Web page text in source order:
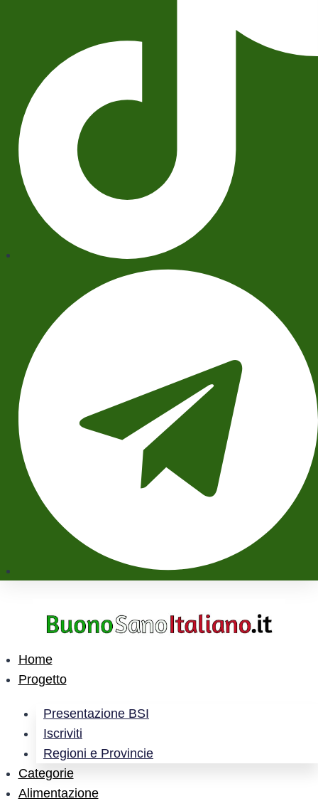
Home
Progetto
Presentazione BSI
Iscriviti
Regioni e Provincie
Categorie
Alimentazione